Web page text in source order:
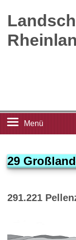
Menü
Landschaftsleitbilder
Großlandschaften
29
291.221